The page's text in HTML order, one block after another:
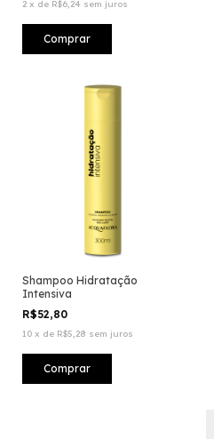
2 x de R$6,24 sem juros
Shampoo Hidratação
Intensiva
R$52,80
10 x de R$5,28 sem juros